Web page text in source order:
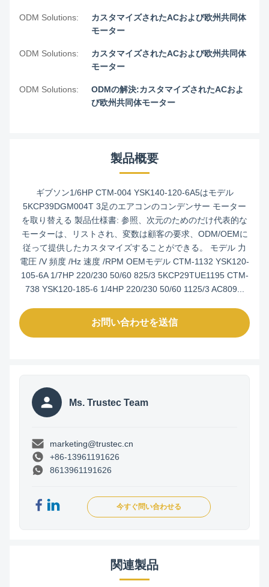
ODM Solutions:
カスタマイズされたACおよび欧州共同体
モーター
ODM Solutions:
カスタマイズされたACおよび欧州共同体
モーター
ODM Solutions:
ODMの解決:カスタマイズされたACおよ
び欧州共同体モーター
製品概要
ギブソン1/6HP CTM-004 YSK140-120-6A5はモデル
5KCP39DGM004T 3足のエアコンのコンデンサー モーター
を取り替える 製品仕様書: 参照、次元のためのだけ代表的な
モーターは、リストされ、変数は顧客の要求、ODM/OEMに
従って提供したカスタマイズすることができる。 モデル 力
電圧 /V 頻度 /Hz 速度 /RPM OEMモデル CTM-1132 YSK120-
105-6A 1/7HP 220/230 50/60 825/3 5KCP29TUE1195 CTM-
738 YSK120-185-6 1/4HP 220/230 50/60 1125/3 AC809...
お問い合わせを送信
Ms. Trustec Team
marketing@trustec.cn
+86-13961191626
8613961191626
今すぐ問い合わせる
関連製品